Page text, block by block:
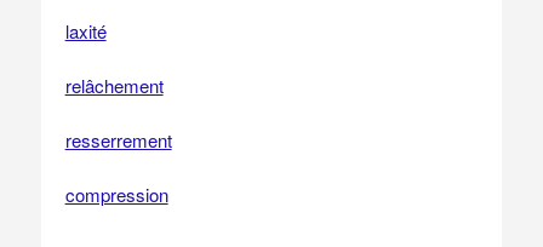
laxité
relâchement
resserrement
compression